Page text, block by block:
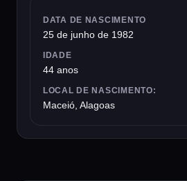
DATA DE NASCIMENTO
25 de junho de 1982
IDADE
44 anos
LOCAL DE NASCIMENTO:
Maceió, Alagoas